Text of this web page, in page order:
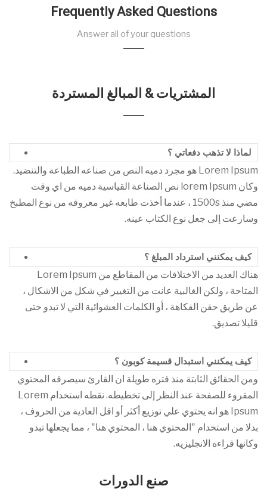
Frequently Asked Questions
Answer all of your questions
المشتريات & المبالغ المستردة
لماذا لا تذهب دفعاتي ؟
Lorem Ipsum هو مجرد دميه النص من صناعه الطباعة والتنضيد.
وكان lorem Ipsum نص الصناعة القياسية دميه من اي وقت
مضي منذ 1500s ، عندما أخذت طابعه غير معروفه من نوع المطبخ
وسارعت إلى جعل نوع الكتاب عينه.
كيف يمكنني استرداد المبلغ ؟
هناك العديد من الاختلافات من المقاطع من Lorem Ipsum
المتاحة ، ولكن الغالبية عانت من التغيير في شكل من الاشكال ،
عن طريق حقن الفكاهة ، أو الكلمات العشوائية التي لا تبدو حتى
قليلا تصديق.
كيف يمكنني استبدال قسيمة كوبون ؟
ومن الحقائق الثابتة منذ فتره طويلة ان القارئ سيصرفه المحتوي
المقروء للصفحة عند النظر إلى تخطيطه. نقطه استخدام Lorem
Ipsum هو انه يحتوي علي توزيع أكثر أو اقل العادية من الحروف ،
بدلا من استخدام "المحتوي هنا ، المحتوي هنا" ، مما يجعلها تبدو
وكانها قراءه الانجليزيه.
صنع الدورات